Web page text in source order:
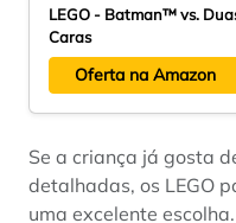
LEGO - Batman™ vs.
Caras
Oferta na Amazon
Se a criança já gosta
detalhadas, os LEGO
uma excelente escolha.